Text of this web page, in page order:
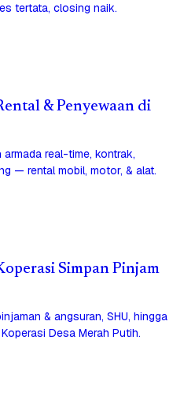
tertata, closing naik.
& Penyewaan di
real-time, kontrak,
— rental mobil, motor, & alat.
Simpan Pinjam
& angsuran, SHU, hingga
Desa Merah Putih.